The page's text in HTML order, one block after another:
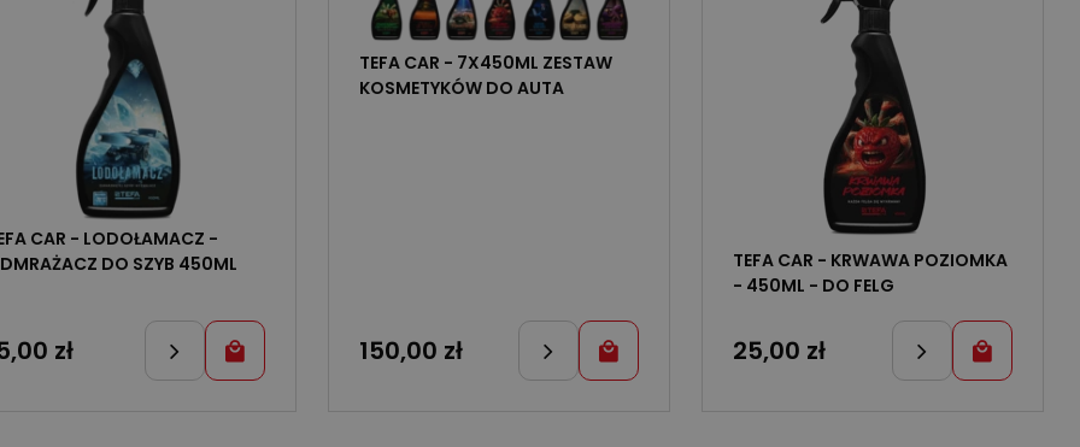
CAR - LODOŁAMACZ -
DO SZYB 450ML
zł
TEFA CAR - 7X450ML ZESTAW
KOSMETYKÓW DO AUTA
150,00 zł
TEFA CAR - KRWAWA POZIOMKA
- 450ML - DO FELG
25,00 zł